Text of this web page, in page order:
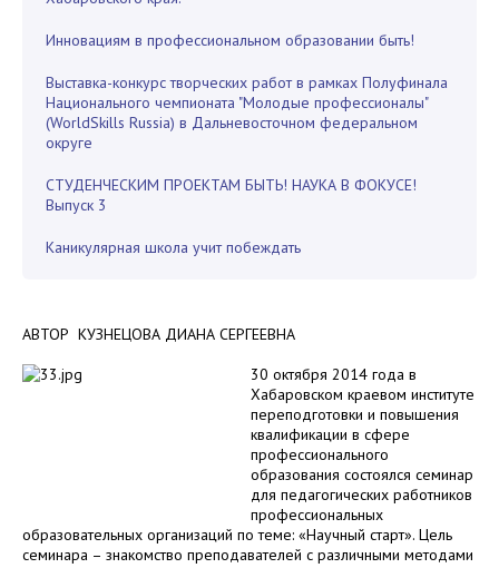
Инновациям в профессиональном образовании быть!
Выставка-конкурс творческих работ в рамках Полуфинала
Национального чемпионата "Молодые профессионалы"
(WorldSkills Russia) в Дальневосточном федеральном
округе
СТУДЕНЧЕСКИМ ПРОЕКТАМ БЫТЬ! НАУКА В ФОКУСЕ!
Выпуск 3
Каникулярная школа учит побеждать
АВТОР КУЗНЕЦОВА ДИАНА СЕРГЕЕВНА
30 октября 2014 года в
Хабаровском краевом институте
переподготовки и повышения
квалификации в сфере
профессионального
образования состоялся семинар
для педагогических работников
профессиональных
образовательных организаций по теме: «Научный старт». Цель
семинара – знакомство преподавателей с различными методами